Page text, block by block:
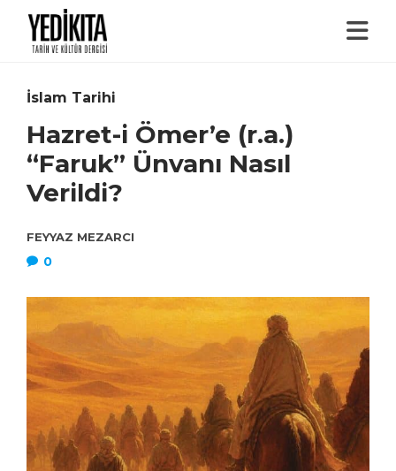
İslam Tarihi
Hazret-i Ömer’e (r.a.)
“Faruk” Ünvanı Nasıl
Verildi?
FEYYAZ MEZARCI
0